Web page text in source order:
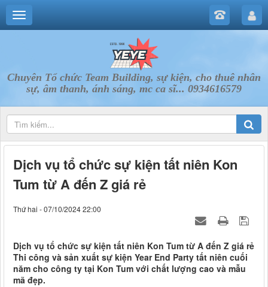
Chuyên Tổ chức Team Building, sự kiện, cho thuê nhân
sự, âm thanh, ánh sáng, mc ca sĩ... 0934616579
Dịch vụ tổ chức sự kiện tất niên Kon
Tum từ A đến Z giá rẻ
Thứ hai - 07/10/2024 22:00
Dịch vụ tổ chức sự kiện tất niên Kon Tum từ A đến Z giá rẻ
Thi công và sản xuất sự kiện Year End Party tất niên cuối
năm cho công ty tại Kon Tum với chất lượng cao và mẫu
mã đẹp.